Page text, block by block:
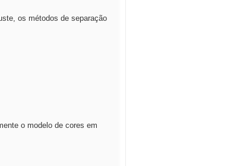
os métodos de separação
o modelo de cores em